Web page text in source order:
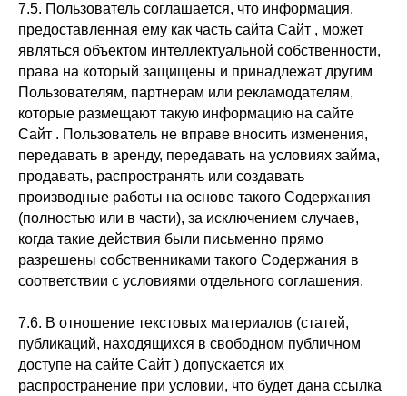
7.5. Пользователь соглашается, что информация,
предоставленная ему как часть сайта Сайт , может
являться объектом интеллектуальной собственности,
права на который защищены и принадлежат другим
Пользователям, партнерам или рекламодателям,
которые размещают такую информацию на сайте
Сайт . Пользователь не вправе вносить изменения,
передавать в аренду, передавать на условиях займа,
продавать, распространять или создавать
производные работы на основе такого Содержания
(полностью или в части), за исключением случаев,
когда такие действия были письменно прямо
разрешены собственниками такого Содержания в
соответствии с условиями отдельного соглашения.
7.6. В отношение текстовых материалов (статей,
публикаций, находящихся в свободном публичном
доступе на сайте Сайт ) допускается их
распространение при условии, что будет дана ссылка